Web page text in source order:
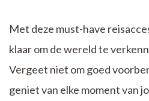
Met deze must-have
klaar om de wereld te
Vergeet niet om goed
geniet van elke moment van